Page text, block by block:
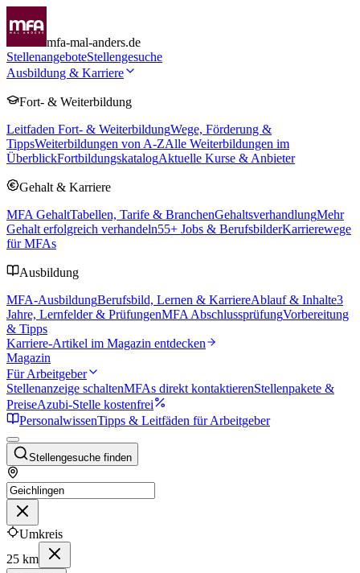
mfa-mal-anders.de
StellenangeboteStellengesuche
Ausbildung & Karriere
Fort- & Weiterbildung
Leitfaden Fort- & WeiterbildungWege, Förderung &
TippsWeiterbildungen von A-ZAlle Weiterbildungen im
ÜberblickFortbildungskatalogAktuelle Kurse & Anbieter
Gehalt & Karriere
MFA GehaltTabellen, Tarife & BranchenGehaltsverhandlungMehr
Gehalt erfolgreich verhandeln55+ Jobs & BerufsbilderKarrierewege
für MFAs
Ausbildung
MFA-AusbildungBerufsbild, Lernen & KarriereAblauf & Inhalte3
Jahre, Lernfelder & PrüfungenMFA AbschlussprüfungVorbereitung
& Tipps
Karriere-Artikel im Magazin entdecken
Magazin
Für Arbeitgeber
Stellenanzeige schaltenMFAs direkt kontaktierenStellenpakete &
PreiseAzubi-Stelle kostenfrei
PersonalwissenTipps & Leitfäden für Arbeitgeber
Stellengesuche finden
Umkreis
25 km